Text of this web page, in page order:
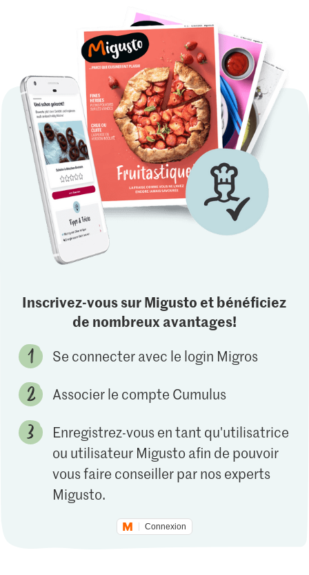
Inscrivez-vous sur Migusto et bénéficiez
de nombreux avantages!
Se connecter avec le login Migros
Associer le compte Cumulus
Enregistrez-vous en tant qu'utilisatrice
ou utilisateur Migusto afin de pouvoir
vous faire conseiller par nos experts
Migusto.
Connexion